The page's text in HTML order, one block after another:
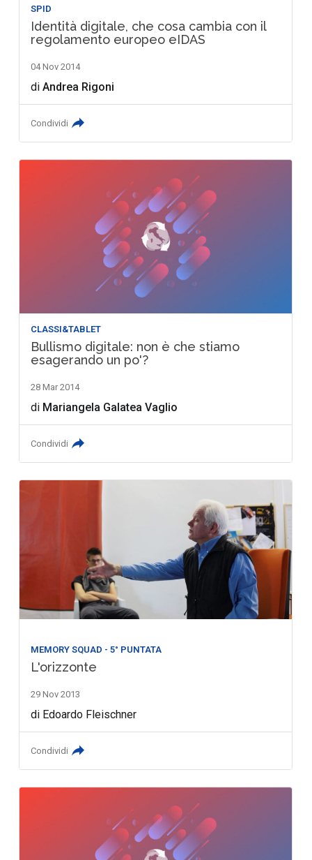
SPID
Identità digitale, che cosa cambia con il
regolamento europeo eIDAS
04 Nov 2014
diAndrea Rigoni
Condividi
CLASSI&TABLET
Bullismo digitale: non è che stiamo
esagerando un po'?
28 Mar 2014
di Mariangela Galatea Vaglio
Condividi
MEMORY SQUAD - 5° PUNTATA
L'orizzonte
29 Nov 2013
di Edoardo Fleischner
Condividi